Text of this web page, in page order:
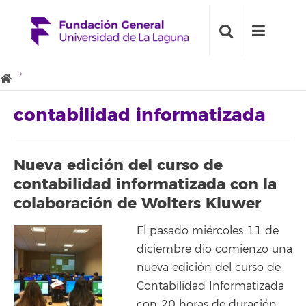
contabilidad informatizada
Nueva edición del curso de
contabilidad informatizada con la
colaboración de Wolters Kluwer
El pasado miércoles 11 de
diciembre dio comienzo una
nueva edición del curso de
Contabilidad Informatizada